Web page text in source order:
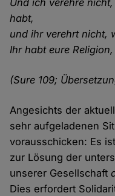
Und ich verehre
habt,
und ihr verehrt nicht,
Ihr habt eure
(Sure 109;
Angesichts der
sehr aufgeladenen
vorausschicken: Es
zur Lösung der
unserer Gesellschaft
Dies erfordert